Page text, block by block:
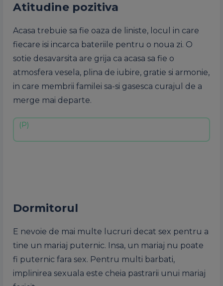
Atitudine pozitiva
Acasa trebuie sa fie oaza de liniste, locul in care
fiecare isi incarca bateriile pentru o noua zi. O
sotie desavarsita are grija ca acasa sa fie o
atmosfera vesela, plina de iubire, gratie si armonie,
in care membrii familei sa-si gasesca curajul de a
merge mai departe.
Dormitorul
E nevoie de mai multe lucruri decat sex pentru a
tine un mariaj puternic. Insa, un mariaj nu poate
fi puternic fara sex. Pentru multi barbati,
implinirea sexuala este cheia pastrarii unui mariaj